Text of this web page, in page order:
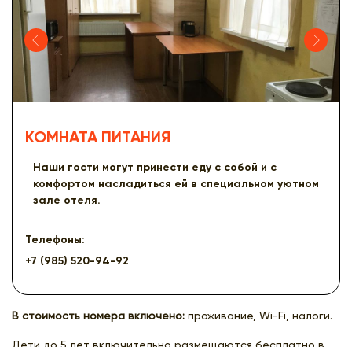
КОМНАТА ПИТАНИЯ
Наши гости могут принести еду с собой и с
комфортом насладиться ей в специальном уютном
зале отеля.
Телефоны:
+7 (985) 520-94-92
В стоимость номера включено: проживание, Wi-Fi, налоги.